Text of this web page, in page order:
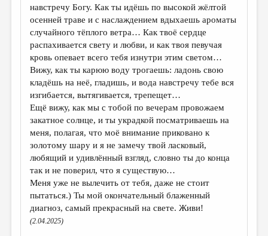
навстречу Богу. Как ты идёшь по высокой жёлтой
осенней траве и с наслаждением вдыхаешь ароматы
случайного тёплого ветра… Как твоё сердце
распахивается свету и любви, и как твоя певучая
кровь опевает всего тебя изнутри этим светом…
Вижу, как ты карюю воду трогаешь: ладонь свою
кладёшь на неё, гладишь, и вода навстречу тебе вся
изгибается, вытягивается, трепещет…
Ещё вижу, как мы с тобой по вечерам провожаем
закатное солнце, и ты украдкой посматриваешь на
меня, полагая, что моё внимание приковано к
золотому шару и я не замечу твой ласковый,
любящий и удивлённый взгляд, словно ты до конца
так и не поверил, что я существую…
Меня уже не вылечить от тебя, даже не стоит
пытаться.) Ты мой окончательный блаженный
диагноз, самый прекрасный на свете. Живи!
(2.04.2025)